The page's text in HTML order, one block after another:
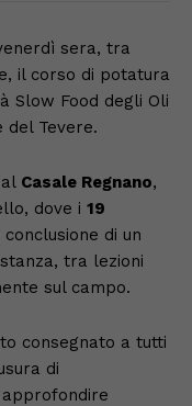
sera, tra
il corso di potatura
Slow Food degli Oli
del Tevere.
Casale Regnano,
dove i 19
di un
tra lezioni
sul campo.
consegnato a tutti
di
approfondire